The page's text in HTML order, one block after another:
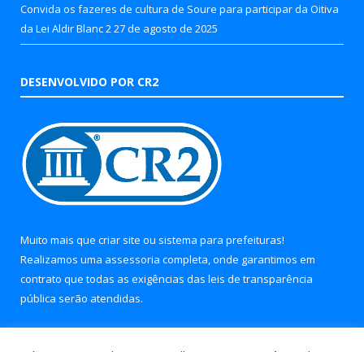
Convida os fazeres de cultura de Soure para participar da Oitiva
da Lei Aldir Blanc 2 27 de agosto de 2025
DESENVOLVIDO POR CR2
Muito mais que criar site ou sistema para prefeituras!
Realizamos uma assessoria completa, onde garantimos em
contrato que todas as exigências das leis de transparência
pública serão atendidas.